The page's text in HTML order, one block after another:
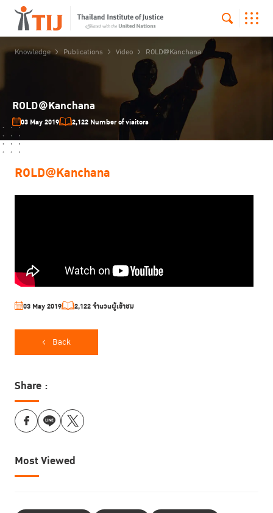
Knowledge Publications Video ROLD@Kanchana
ROLD@Kanchana
03 May 2019 2,122 Number of visitors
ROLD@Kanchana
03 May 2019 2,122 จำนวนผู้เข้าชม
Back
Share :
Most Viewed